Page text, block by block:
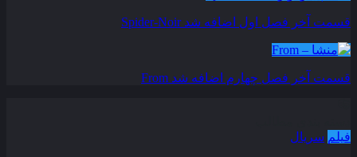
قسمت آخر فصل اول اضافه شد Spider-Noir
قسمت آخر فصل چهارم اضافه شد From
فیلم سریال